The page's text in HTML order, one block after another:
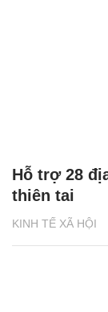
KINH TẾ XÃ HỘI
Hỗ trợ 28
thiên tai